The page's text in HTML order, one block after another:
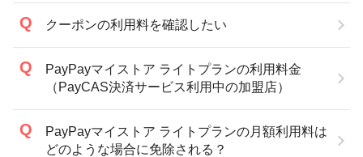
クーポンの利用料を確認したい
PayPayマイストア ライトプランの利用料金
（PayCAS決済サービス利用中の加盟店）
PayPayマイストア ライトプランの月額利用料は
どのような場合に免除される？